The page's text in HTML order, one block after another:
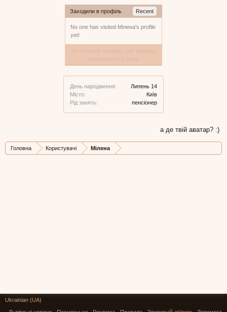
Заходили в профіль Recent
No one has visited Мілена's profile
yet!
День народження:
Липень 14
Місто:
Київ
Рід занять:
пенсіонер
а де твій аватар? :)
Головна Користувачі Мілена
Ukrainian (UA)